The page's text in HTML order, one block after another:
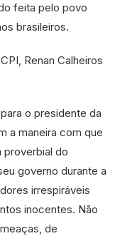
feita pelo povo
brasileiros.
Renan Calheiros
o presidente da
a maneira com que
proverbial do
governo durante a
irrespiráveis
inocentes. Não
de